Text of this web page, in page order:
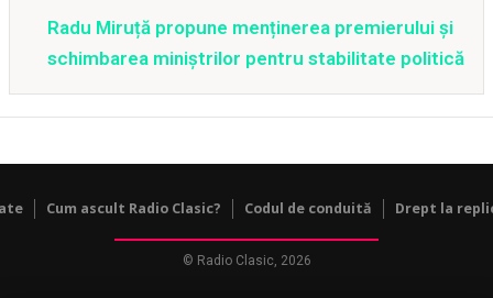
Radu Miruță propune menținerea premierului și
schimbarea miniștrilor pentru stabilitate politică
Cum ascult Radio Clasic? Codul de conduită Drept la
© Radio Clasic, 2026